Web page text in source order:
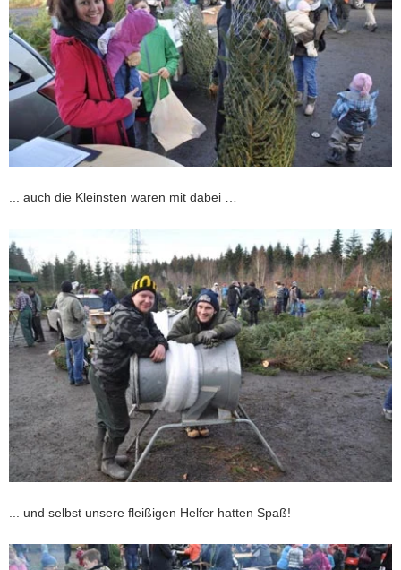
... auch die Kleinsten waren mit dabei …
... und selbst unsere fleißigen Helfer hatten Spaß!